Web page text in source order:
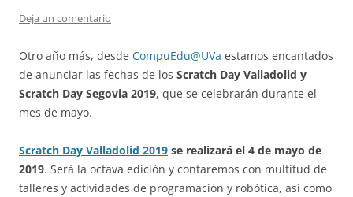
Deja un comentario
Otro año más, desde CompuEdu@UVa estamos encantados
de anunciar las fechas de los Scratch Day Valladolid y
Scratch Day Segovia 2019, que se celebrarán durante el
mes de mayo.
Scratch Day Valladolid 2019 se realizará el 4 de mayo de
2019. Será la octava edición y contaremos con multitud de
talleres y actividades de programación y robótica, así como